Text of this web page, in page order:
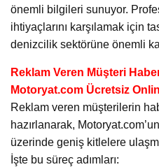
önemli bilgileri sunuyor.
ihtiyaçlarını karşılamak için
denizcilik sektörüne önemli
Reklam Veren Müşteri
Motoryat.com Ücretsiz
Reklam veren müşterilerin
hazırlanarak,
üzerinde geniş kitlelere
İşte bu süreç adımları: